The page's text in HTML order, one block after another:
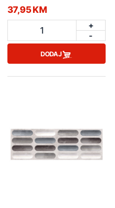
37,95 KM
1
+
-
DODAJ